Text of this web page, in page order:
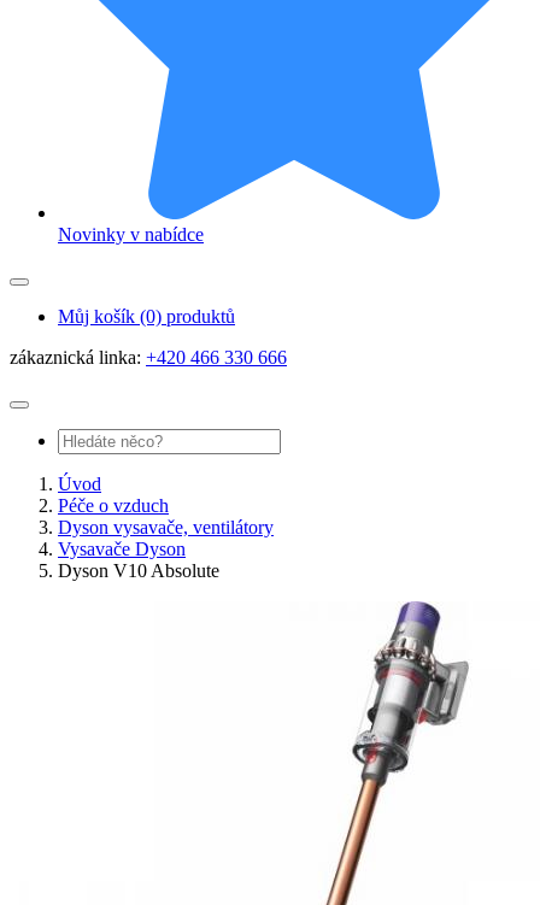
Novinky v nabídce
Můj košík (0) produktů
zákaznická linka: +420 466 330 666
Úvod
Péče o vzduch
Dyson vysavače, ventilátory
Vysavače Dyson
Dyson V10 Absolute